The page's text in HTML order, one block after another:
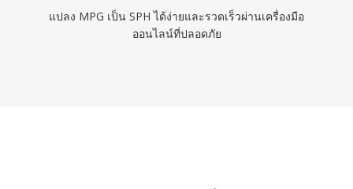
แปลง MPG เป็น SPH ได้ง่ายและรวดเร็วผ่านเครื่องมือ
ออนไลน์ที่ปลอดภัย